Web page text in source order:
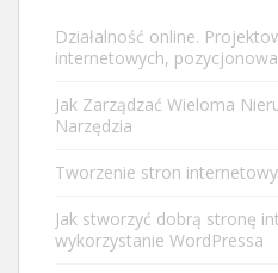
Działalność online.
internetowych,
Jak Zarządzać Wieloma
Narzędzia
Tworzenie stron
Jak stworzyć dobrą stronę
wykorzystanie WordPressa